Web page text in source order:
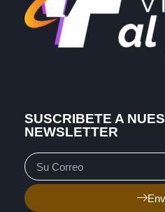
SUSCRIBETE A
NEWSLETTER